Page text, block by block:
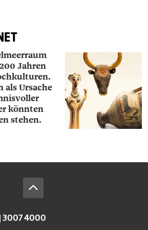
Jahren
als Ursache
könnten
stehen.
3007 4000